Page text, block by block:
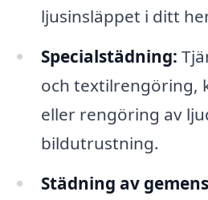
ljusinsläppet i ditt
Specialstädning:
och textilrengöring,
eller rengöring av
bildutrustning.
Städning av